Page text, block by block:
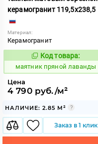
керамогранит 119,5x238,5
Материал:
Керамогранит
931166
Код товара:
маятник пряной лаванды
Цена
4 790 руб./м²
НАЛИЧИЕ: 2.85 М²
Заказ в 1 клик